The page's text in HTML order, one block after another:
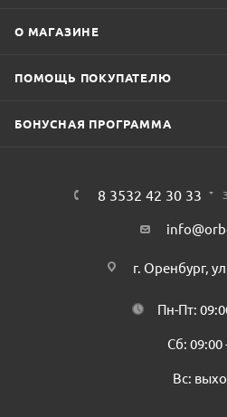
О МАГАЗИНЕ
ПОМОЩЬ ПОКУПАТЕЛЮ
БОНУСНАЯ ПРОГРАММА
8 3532 42 30 33
г. Оренбург,
Пн-Пт:
Сб: 09:00
Вс: